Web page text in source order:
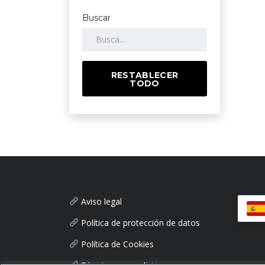
Buscar
RESTABLECER
TODO
Aviso legal
Política de protección de datos
Política de Cookies